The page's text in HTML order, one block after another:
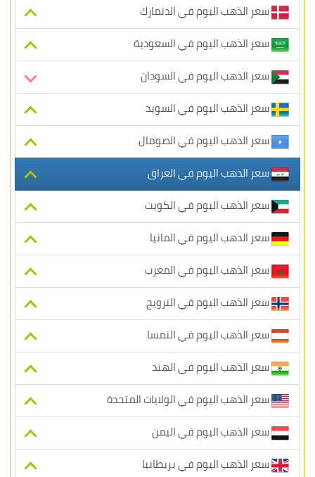
سعر الذهب اليوم في الدنمارك
سعر الذهب اليوم في السعودية
سعر الذهب اليوم في السودان
سعر الذهب اليوم في السويد
سعر الذهب اليوم في الصومال
سعر الذهب اليوم في العراق
سعر الذهب اليوم في الكويت
سعر الذهب اليوم في المانيا
سعر الذهب اليوم في المغرب
سعر الذهب اليوم في النرويج
سعر الذهب اليوم في النمسا
سعر الذهب اليوم في الهند
سعر الذهب اليوم في الولايات المتحدة
سعر الذهب اليوم في اليمن
سعر الذهب اليوم في بريطانيا